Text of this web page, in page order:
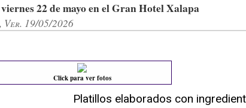
22 de mayo en el Gran Hotel Xalapa
Ver. 19/05/2026
Click para ver fotos
Platillos elaborados con